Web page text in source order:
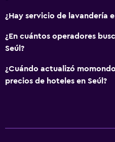
Servicios básicos
Internet
Extinguidor
Alarma de humo
Calefacción
¿Hay servicio de lavandería
¿En cuántos operadores
Seúl?
¿Cuándo actualizó
precios de hoteles en Seúl?